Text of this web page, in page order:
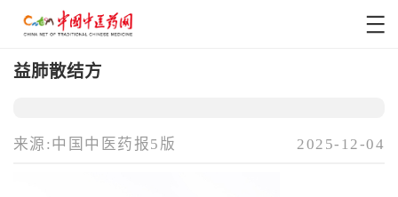
益肺散结方
来源:中国中医药报5版 2025-12-04